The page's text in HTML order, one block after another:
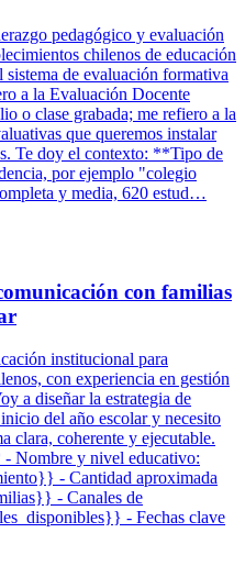
pedagógico y evaluación
chilenos de educación
de evaluación formativa
a la Evaluación Docente
o clase grabada; me refiero a la
que queremos instalar
Te doy el contexto: **Tipo de
por ejemplo "colegio
y media, 620 estud…
con familias
institucional para
con experiencia en gestión
a diseñar la estrategia de
del año escolar y necesito
clara, coherente y ejecutable.
Nombre y nivel educativo:
- Cantidad aproximada
- Canales de
- Fechas clave